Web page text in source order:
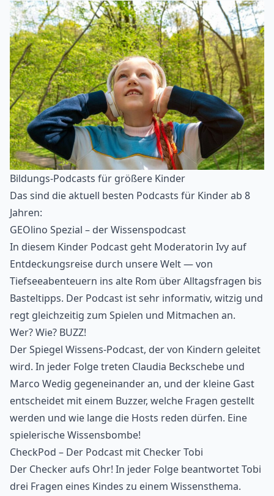
Bildungs-Podcasts für größere Kinder
Das sind die aktuell besten Podcasts für Kinder ab 8
Jahren:
GEOlino Spezial – der Wissenspodcast
In diesem Kinder Podcast geht Moderatorin Ivy auf
Entdeckungsreise durch unsere Welt — von
Tiefseeabenteuern ins alte Rom über Alltagsfragen bis
Basteltipps. Der Podcast ist sehr informativ, witzig und
regt gleichzeitig zum Spielen und Mitmachen an.
Wer? Wie? BUZZ!
Der Spiegel Wissens-Podcast, der von Kindern geleitet
wird. In jeder Folge treten Claudia Beckschebe und
Marco Wedig gegeneinander an, und der kleine Gast
entscheidet mit einem Buzzer, welche Fragen gestellt
werden und wie lange die Hosts reden dürfen. Eine
spielerische Wissensbombe!
CheckPod – Der Podcast mit Checker Tobi
Der Checker aufs Ohr! In jeder Folge beantwortet Tobi
drei Fragen eines Kindes zu einem Wissensthema.